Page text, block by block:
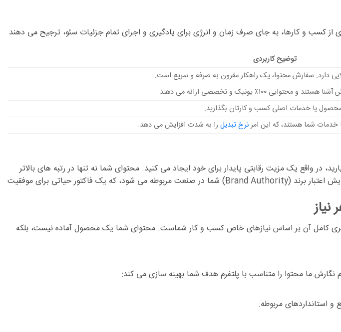
از کسب و کارها، به جای صرف زمان و انرژی برای یادگیری و اجرای تمام جزئیات سئو، ترجیح می دهند
توضیح کاربردی
دارد. سفارش محتوا، یک راهکار مقرون به صرفه و سریع است.
یونیک و تخصصی ارائه می دهند.
محصول یا خدمات اصلی کسب و کارتان بگذارید.
خدمات شما هستند، که این امرنرخ تبدیل را به شدت افزایش می دهد.
در واقع یک مزیت رقابتی پایدار برای خود ایجاد می کنید. محتوای شما نه تنها در رتبه های بالاتر
گوگل قرار می گیرد، بلکه به عنوان یک منبع قابل اعتماد و تخصصی شناخته می شود. این امر باعث افزایش اعتبار برند (Brand Authority) شما در صنعت مربوطه می شود، که یک فاکتور حیاتی برای موفقیت
کامل آن بر اساس نیازهای خاص کسب و کار شماست. محتوای شما یک محصول آماده نیست، بلکه
ما محتوا را متناسب با پلتفرم هدف شما بهینه سازی می کند:
استانداردهای مربوطه.